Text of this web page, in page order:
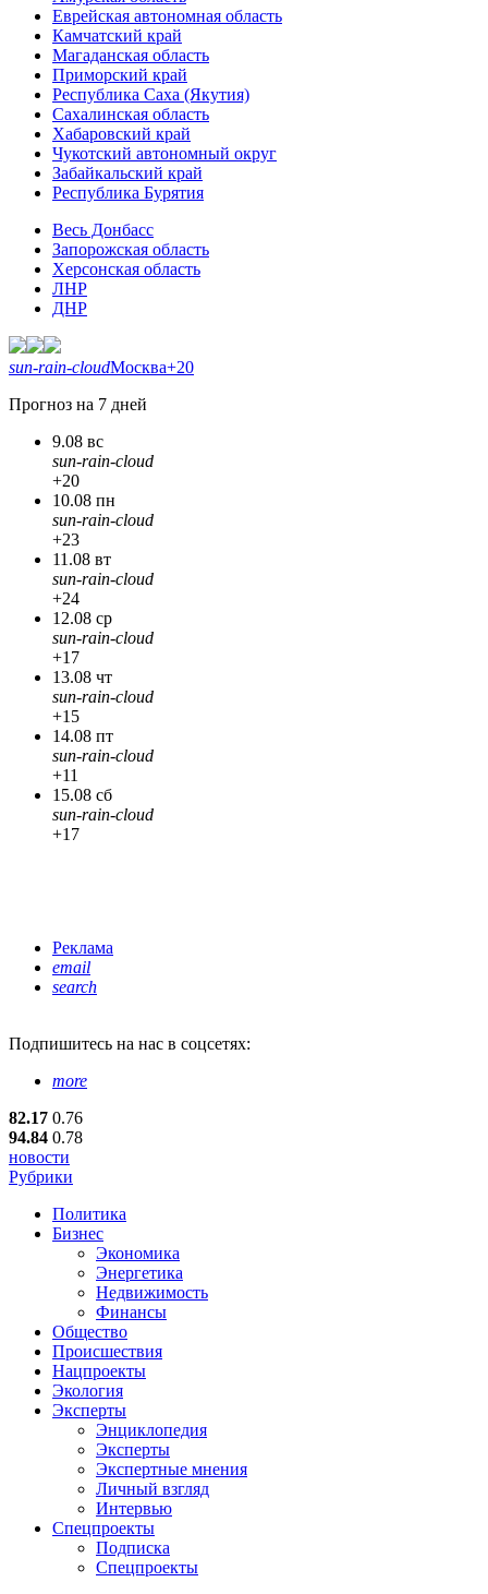
Еврейская автономная область
Камчатский край
Магаданская область
Приморский край
Республика Саха (Якутия)
Сахалинская область
Хабаровский край
Чукотский автономный округ
Забайкальский край
Республика Бурятия
Весь Донбасс
Запорожская область
Херсонская область
ЛНР
ДНР
sun-rain-cloudМосква+20
Прогноз на 7 дней
9.08 вс
sun-rain-cloud
+20
10.08 пн
sun-rain-cloud
+23
11.08 вт
sun-rain-cloud
+24
12.08 ср
sun-rain-cloud
+17
13.08 чт
sun-rain-cloud
+15
14.08 пт
sun-rain-cloud
+11
15.08 сб
sun-rain-cloud
+17
Реклама
email
search
Подпишитесь на нас в соцсетях:
more
82.17 0.76
94.84 0.78
новости
Рубрики
Политика
Бизнес
Экономика
Энергетика
Недвижимость
Финансы
Общество
Происшествия
Нацпроекты
Экология
Эксперты
Энциклопедия
Эксперты
Экспертные мнения
Личный взгляд
Интервью
Спецпроекты
Подписка
Спецпроекты